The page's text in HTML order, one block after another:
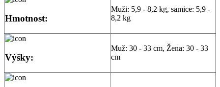
Hmotnost:
Muži: 5,9 - 8,2 kg, samice: 5,9 -
8,2 kg
Výšky:
Muž: 30 - 33 cm, Žena: 30 - 33
cm